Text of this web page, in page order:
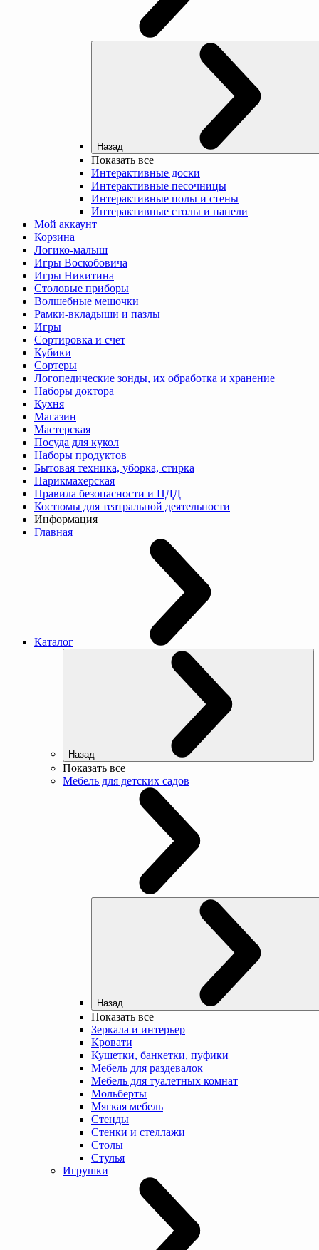
Назад
Показать все
Интерактивные доски
Интерактивные песочницы
Интерактивные полы и стены
Интерактивные столы и панели
Мой аккаунт
Корзина
Логико-малыш
Игры Воскобовича
Игры Никитина
Столовые приборы
Волшебные мешочки
Рамки-вкладыши и пазлы
Игры
Сортировка и счет
Кубики
Сортеры
Логопедические зонды, их обработка и хранение
Наборы доктора
Кухня
Магазин
Мастерская
Посуда для кукол
Наборы продуктов
Бытовая техника, уборка, стирка
Парикмахерская
Правила безопасности и ПДД
Костюмы для театральной деятельности
Информация
Главная
Каталог
Назад
Показать все
Мебель для детских садов
Назад
Показать все
Зеркала и интерьер
Кровати
Кушетки, банкетки, пуфики
Мебель для раздевалок
Мебель для туалетных комнат
Мольберты
Мягкая мебель
Стенды
Стенки и стеллажи
Столы
Стулья
Игрушки